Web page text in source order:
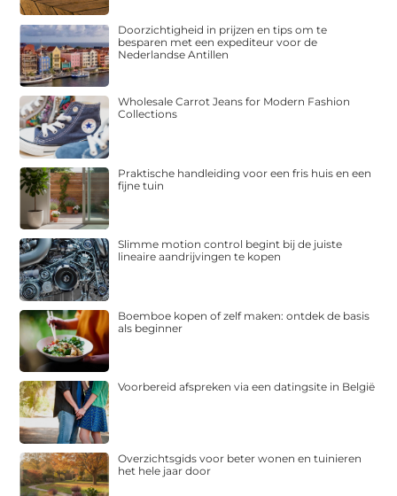
Doorzichtigheid in prijzen en tips om te
besparen met een expediteur voor de
Nederlandse Antillen
Wholesale Carrot Jeans for Modern Fashion
Collections
Praktische handleiding voor een fris huis en een
fijne tuin
Slimme motion control begint bij de juiste
lineaire aandrijvingen te kopen
Boemboe kopen of zelf maken: ontdek de basis
als beginner
Voorbereid afspreken via een datingsite in België
Overzichtsgids voor beter wonen en tuinieren
het hele jaar door